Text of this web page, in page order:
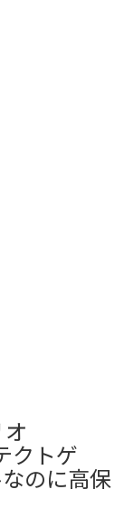
クトゲ
のに高保